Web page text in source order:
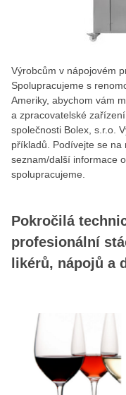
Výrobcům v nápojovém
Spolupracujeme s
Ameriky, abychom vám
a zpracovatelské
společnosti Bolex, s.r.o.
příkladů. Podívejte se na
seznam/další informace
spolupracujeme.
Pokročilá
profesionální
likérů, nápojů a